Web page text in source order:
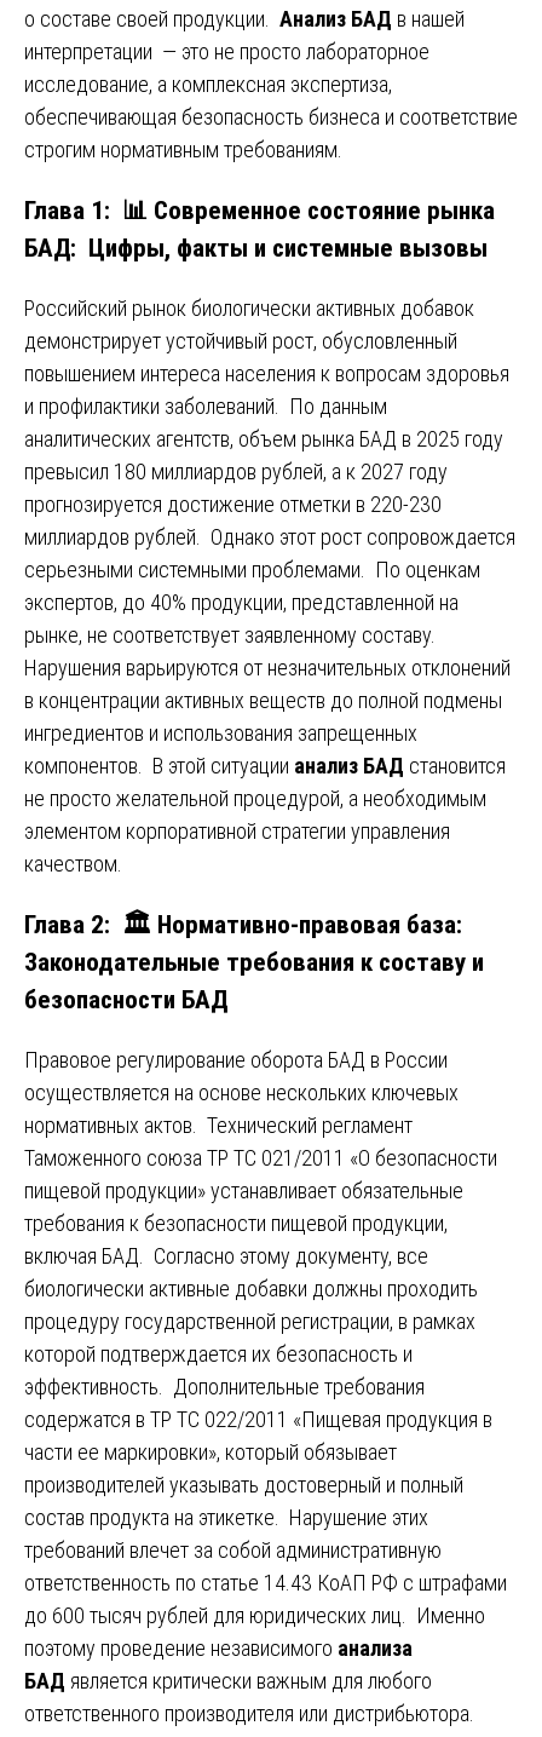
о составе своей продукции. Анализ БАД в нашей
интерпретации — это не просто лабораторное
исследование, а комплексная экспертиза,
обеспечивающая безопасность бизнеса и соответствие
строгим нормативным требованиям.
Глава 1: 📊 Современное состояние рынка
БАД: Цифры, факты и системные вызовы
Российский рынок биологически активных добавок
демонстрирует устойчивый рост, обусловленный
повышением интереса населения к вопросам здоровья
и профилактики заболеваний. По данным
аналитических агентств, объем рынка БАД в 2025 году
превысил 180 миллиардов рублей, а к 2027 году
прогнозируется достижение отметки в 220-230
миллиардов рублей. Однако этот рост сопровождается
серьезными системными проблемами. По оценкам
экспертов, до 40% продукции, представленной на
рынке, не соответствует заявленному составу.
Нарушения варьируются от незначительных отклонений
в концентрации активных веществ до полной подмены
ингредиентов и использования запрещенных
компонентов. В этой ситуации анализ БАД становится
не просто желательной процедурой, а необходимым
элементом корпоративной стратегии управления
качеством.
Глава 2: 🏛️ Нормативно-правовая база:
Законодательные требования к составу и
безопасности БАД
Правовое регулирование оборота БАД в России
осуществляется на основе нескольких ключевых
нормативных актов. Технический регламент
Таможенного союза ТР ТС 021/2011 «О безопасности
пищевой продукции» устанавливает обязательные
требования к безопасности пищевой продукции,
включая БАД. Согласно этому документу, все
биологически активные добавки должны проходить
процедуру государственной регистрации, в рамках
которой подтверждается их безопасность и
эффективность. Дополнительные требования
содержатся в ТР ТС 022/2011 «Пищевая продукция в
части ее маркировки», который обязывает
производителей указывать достоверный и полный
состав продукта на этикетке. Нарушение этих
требований влечет за собой административную
ответственность по статье 14.43 КоАП РФ с штрафами
до 600 тысяч рублей для юридических лиц. Именно
поэтому проведение независимого анализа
БАД является критически важным для любого
ответственного производителя или дистрибьютора.